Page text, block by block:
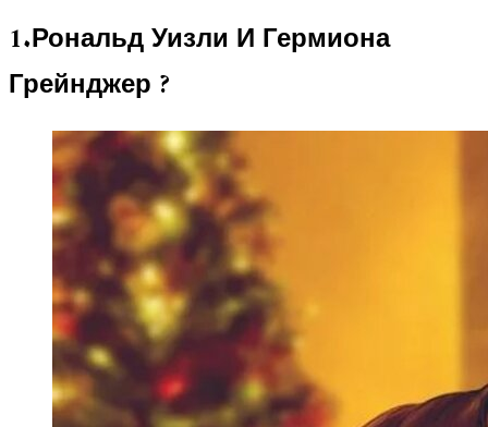
1.Рональд Уизли И Гермиона
Грейнджер ?